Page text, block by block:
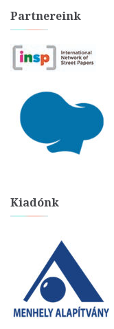
Partnereink
Kiadónk